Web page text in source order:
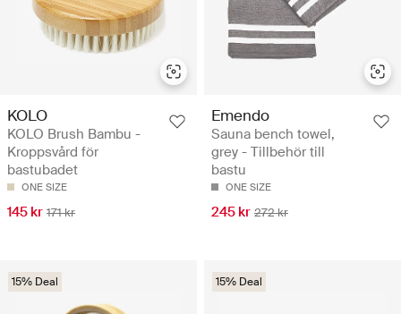
KOLO
KOLO Brush Bambu -
Kroppsvård för
bastubadet
ONE SIZE
145 kr 171 kr
Emendo
Sauna bench towel,
grey - Tillbehör till
bastu
ONE SIZE
245 kr 272 kr
15% Deal 15% Deal